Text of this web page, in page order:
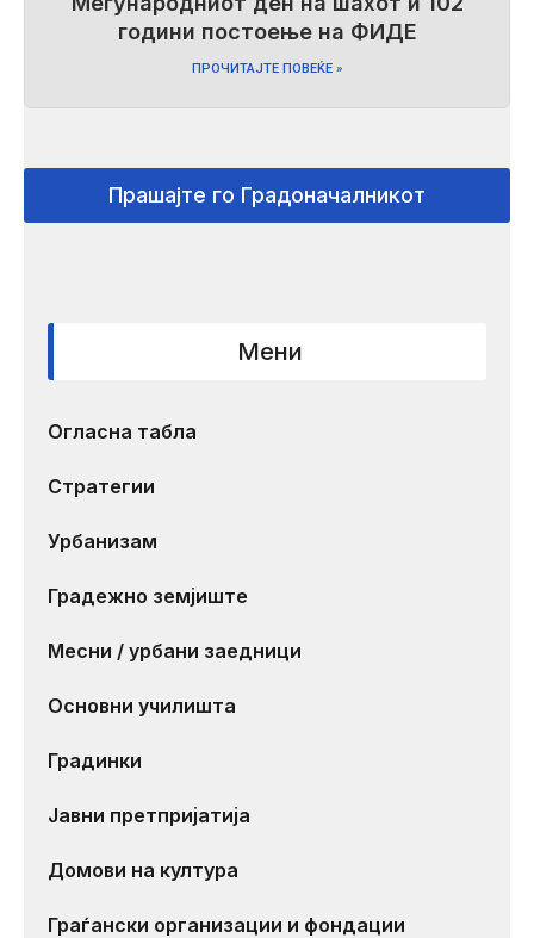
години постоење на ФИДЕ
ПРОЧИТАЈТЕ ПОВЕЌЕ »
Прашајте го Градоначалникот
Мени
Огласна табла
Стратегии
Урбанизам
Градежно земјиште
Месни / урбани заедници
Основни училишта
Градинки
Јавни претпријатија
Домови на култура
Граѓански организации и фондации